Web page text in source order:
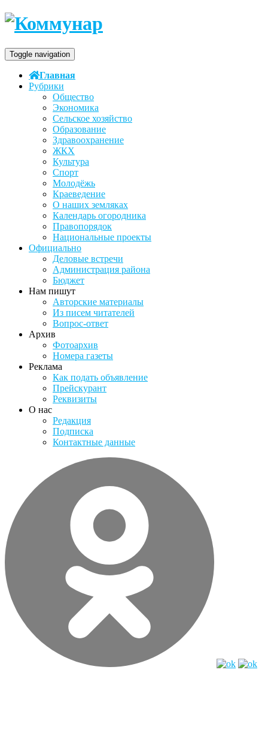
Toggle navigation
Главная
Рубрики
Общество
Экономика
Сельское хозяйство
Образование
Здравоохранение
ЖКХ
Культура
Спорт
Молодёжь
Краеведение
О наших земляках
Календарь огородника
Правопорядок
Национальные проекты
Официально
Деловые встречи
Администрация района
Бюджет
Нам пишут
Авторские материалы
Из писем читателей
Вопрос-ответ
Архив
Фотоархив
Номера газеты
Реклама
Как подать объявление
Прейскурант
Реквизиты
О нас
Редакция
Подписка
Контактные данные